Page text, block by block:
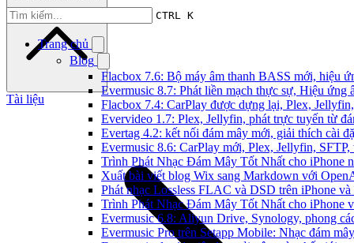
CTRL K
Trang chủ
Blog
Flacbox 7.6: Bộ máy âm thanh BASS mới, hiệu
Evermusic 8.7: Phát liền mạch thực sự, Hiệu
Flacbox 7.4: CarPlay được dựng lại, Plex,
Evervideo 1.7: Plex, Jellyfin, phát trực tuyến từ
Evertag 4.2: kết nối đám mây mới, giải thích cài
Evermusic 8.6: CarPlay mới, Plex, Jellyfin,
Trình Phát Nhạc Đám Mây Tốt Nhất cho iPhone
Xuất bài viết blog Wix sang Markdown với
Phát nhạc Lossless FLAC và DSD trên iPhone
Trình Phát Nhạc Đám Mây Tốt Nhất cho iPhone
Evermusic 6.8: Aliyun Drive, Synology, phong
Evermusic Pro trên Setapp Mobile: Nhạc đám
Tài liệu